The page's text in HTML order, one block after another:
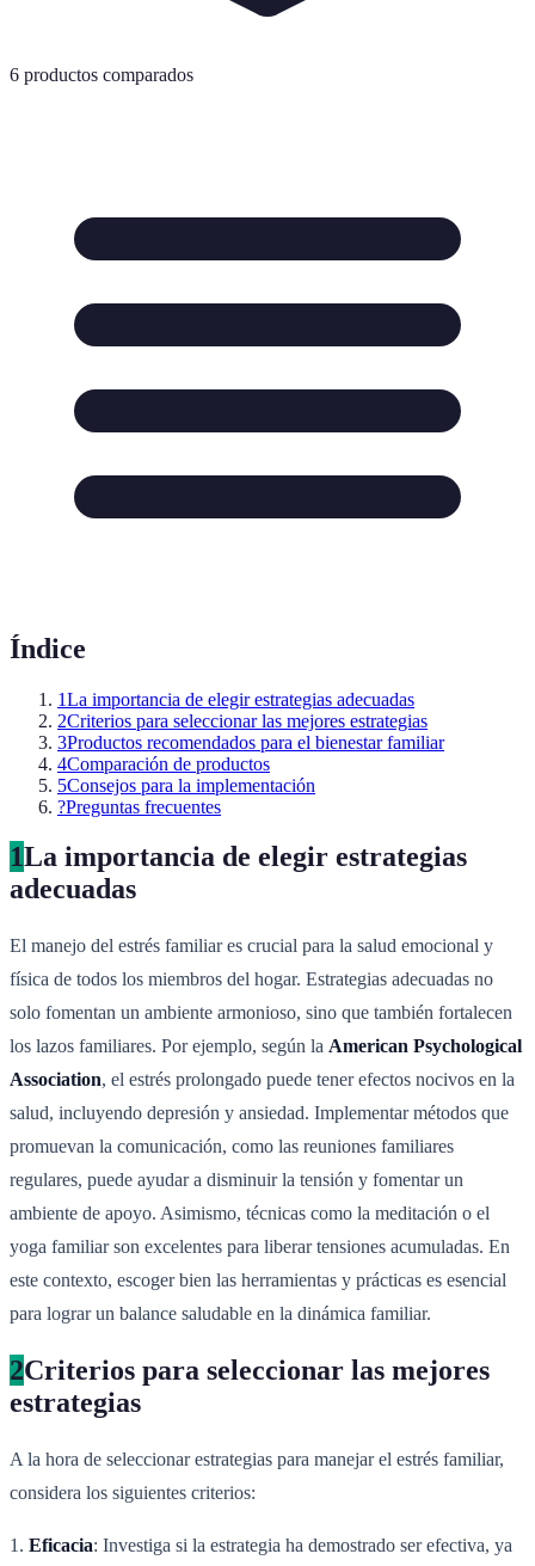
6 productos comparados
Índice
1La importancia de elegir estrategias adecuadas
2Criterios para seleccionar las mejores estrategias
3Productos recomendados para el bienestar familiar
4Comparación de productos
5Consejos para la implementación
?Preguntas frecuentes
1La importancia de elegir estrategias
adecuadas
El manejo del estrés familiar es crucial para la salud emocional y
física de todos los miembros del hogar. Estrategias adecuadas no
solo fomentan un ambiente armonioso, sino que también fortalecen
los lazos familiares. Por ejemplo, según la American Psychological
Association, el estrés prolongado puede tener efectos nocivos en la
salud, incluyendo depresión y ansiedad. Implementar métodos que
promuevan la comunicación, como las reuniones familiares
regulares, puede ayudar a disminuir la tensión y fomentar un
ambiente de apoyo. Asimismo, técnicas como la meditación o el
yoga familiar son excelentes para liberar tensiones acumuladas. En
este contexto, escoger bien las herramientas y prácticas es esencial
para lograr un balance saludable en la dinámica familiar.
2Criterios para seleccionar las mejores
estrategias
A la hora de seleccionar estrategias para manejar el estrés familiar,
considera los siguientes criterios:
1. Eficacia: Investiga si la estrategia ha demostrado ser efectiva, ya